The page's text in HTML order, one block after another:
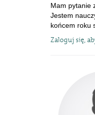
Mam pytanie
Jestem
końcem roku
Zaloguj się,